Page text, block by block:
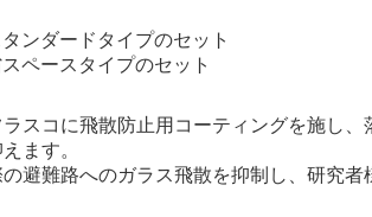
ンダードタイプのセット
ペースタイプのセット
スコに飛散防止用コーティングを施し
ます。
避難路へのガラス飛散を抑制し、研究者